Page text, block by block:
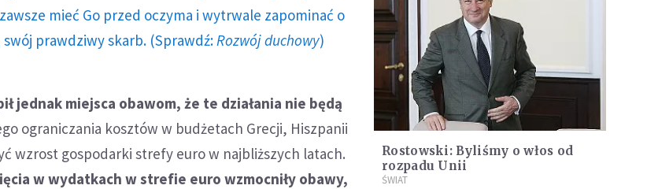
mieć Go przed oczyma i wytrwale zapominać o
prawdziwy skarb. (Sprawdź: Rozwój duchowy)
jednak miejsca obawom, że te działania nie będą
ograniczania kosztów w budżetach Grecji, Hiszpanii
wzrost gospodarki strefy euro w najbliższych latach.
w wydatkach w strefie euro wzmocniły obawy,
Rostowski: Byliśmy o włos od
rozpadu Unii
ŚWIAT